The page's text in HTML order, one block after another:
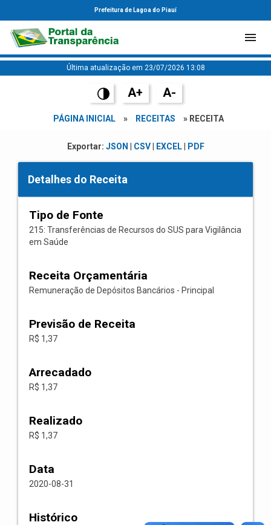
Prefeitura de Lagoa do Piauí
Última atualização em 23/07/2026 13:08
A+ A-
PÁGINA INICIAL » RECEITAS » RECEITA
Exportar: JSON CSV| EXCEL| PDF
Detalhes do Receita
Tipo de Fonte
215: Transferências de Recursos do SUS para Vigilância
em Saúde
Receita Orçamentária
Remuneração de Depósitos Bancários - Principal
Previsão de Receita
R$ 1,37
Arrecadado
R$ 1,37
Realizado
R$ 1,37
Data
2020-08-31
Histórico